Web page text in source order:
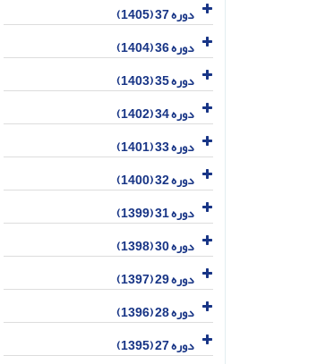
دوره 37 (1405)
دوره 36 (1404)
دوره 35 (1403)
دوره 34 (1402)
دوره 33 (1401)
دوره 32 (1400)
دوره 31 (1399)
دوره 30 (1398)
دوره 29 (1397)
دوره 28 (1396)
دوره 27 (1395)